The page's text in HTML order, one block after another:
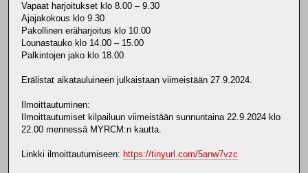
Vapaat harjoitukset klo 8.00 – 9.30
Ajajakokous klo 9.30
Pakollinen eräharjoitus klo 10.00
Lounastauko klo 14.00 – 15.00
Palkintojen jako klo 18.00
Erälistat aikatauluineen julkaistaan viimeistään 27.9.2024.
Ilmoittautuminen:
Ilmoittautumiset kilpailuun viimeistään sunnuntaina 22.9.2024 klo
22.00 mennessä MYRCM:n kautta.
Linkki ilmoittautumiseen: https://tinyurl.com/5anw7vzc